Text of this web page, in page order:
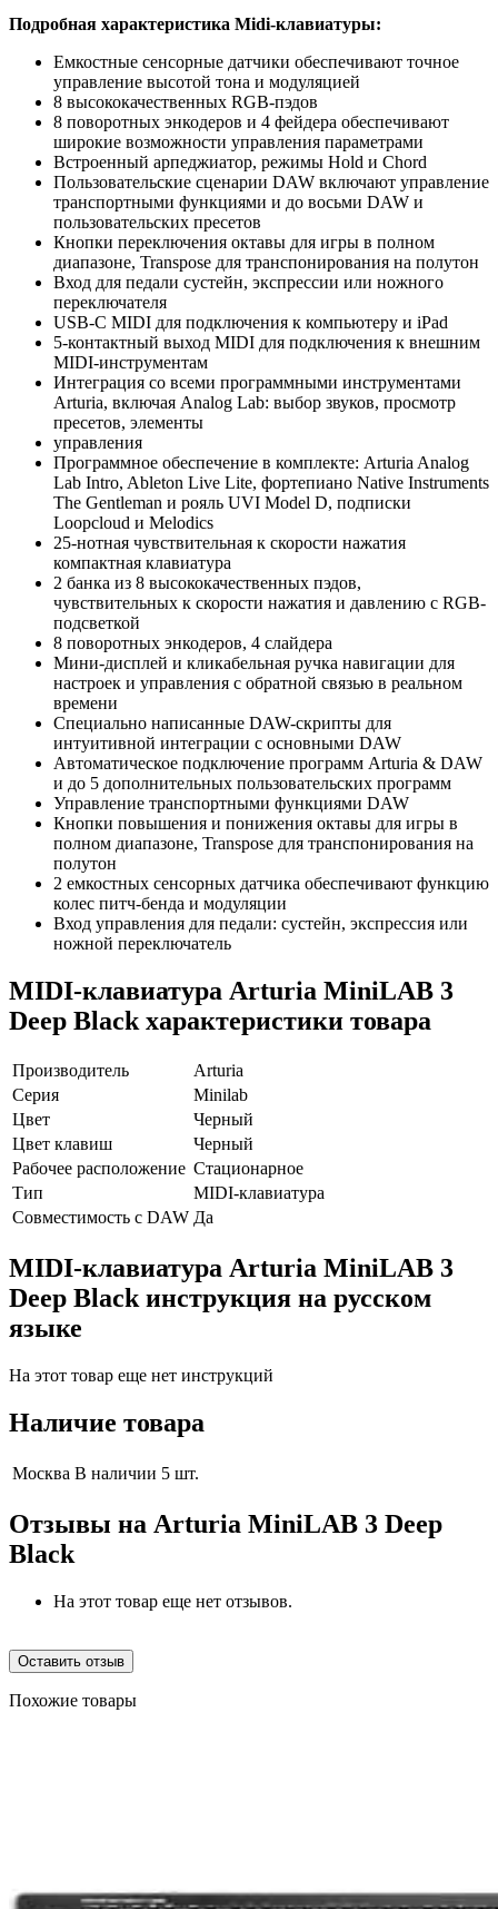
Подробная характеристика Midi-клавиатуры:
Емкостные сенсорные датчики обеспечивают точное
управление высотой тона и модуляцией
8 высококачественных RGB-пэдов
8 поворотных энкодеров и 4 фейдера обеспечивают
широкие возможности управления параметрами
Встроенный арпеджиатор, режимы Hold и Chord
Пользовательские сценарии DAW включают управление
транспортными функциями и до восьми DAW и
пользовательских пресетов
Кнопки переключения октавы для игры в полном
диапазоне, Transpose для транспонирования на полутон
Вход для педали сустейн, экспрессии или ножного
переключателя
USB-C MIDI для подключения к компьютеру и iPad
5-контактный выход MIDI для подключения к внешним
MIDI-инструментам
Интеграция со всеми программными инструментами
Arturia, включая Analog Lab: выбор звуков, просмотр
пресетов, элементы
управления
Программное обеспечение в комплекте: Arturia Analog
Lab Intro, Ableton Live Lite, фортепиано Native Instruments
The Gentleman и рояль UVI Model D, подписки
Loopcloud и Melodics
25-нотная чувствительная к скорости нажатия
компактная клавиатура
2 банка из 8 высококачественных пэдов,
чувствительных к скорости нажатия и давлению с RGB-
подсветкой
8 поворотных энкодеров, 4 слайдера
Мини-дисплей и кликабельная ручка навигации для
настроек и управления с обратной связью в реальном
времени
Специально написанные DAW-скрипты для
интуитивной интеграции с основными DAW
Автоматическое подключение программ Arturia & DAW
и до 5 дополнительных пользовательских программ
Управление транспортными функциями DAW
Кнопки повышения и понижения октавы для игры в
полном диапазоне, Transpose для транспонирования на
полутон
2 емкостных сенсорных датчика обеспечивают функцию
колес питч-бенда и модуляции
Вход управления для педали: сустейн, экспрессия или
ножной переключатель
MIDI-клавиатура Arturia MiniLAB 3
Deep Black характеристики товара
Производитель
Arturia
Серия
Minilab
Цвет
Черный
Цвет клавиш
Черный
Рабочее расположение Стационарное
Тип
MIDI-клавиатура
Совместимость с DAW Да
MIDI-клавиатура Arturia MiniLAB 3
Deep Black инструкция на русском
языке
На этот товар еще нет инструкций
Наличие товара
Москва В наличии 5 шт.
Отзывы на Arturia MiniLAB 3 Deep
Black
На этот товар еще нет отзывов.
Оставить отзыв
Похожие товары